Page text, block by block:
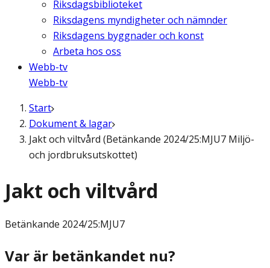
Riksdagsbiblioteket
Riksdagens myndigheter och nämnder
Riksdagens byggnader och konst
Arbeta hos oss
Webb-tv
Webb-tv
Start
Dokument & lagar
Jakt och viltvård (Betänkande 2024/25:MJU7 Miljö-
och jordbruksutskottet)
Jakt och viltvård
Betänkande 2024/25:MJU7
Var är betänkandet nu?